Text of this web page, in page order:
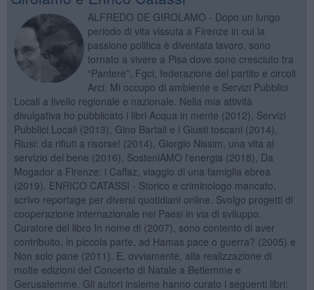
ALFREDO DE GIROLAMO - Dopo un lungo
periodo di vita vissuta a Firenze in cui la
passione politica è diventata lavoro, sono
tornato a vivere a Pisa dove sono cresciuto tra
“Pantere”, Fgci, federazione del partito e circoli
Arci. Mi occupo di ambiente e Servizi Pubblici
Locali a livello regionale e nazionale. Nella mia attività
divulgativa ho pubblicato i libri Acqua in mente (2012), Servizi
Pubblici Locali (2013), Gino Bartali e i Giusti toscani (2014),
Riusi: da rifiuti a risorse! (2014), Giorgio Nissim, una vita al
servizio del bene (2016), SosteniAMO l'energia (2018), Da
Mogador a Firenze: i Caffaz, viaggio di una famiglia ebrea
(2019). ENRICO CATASSI - Storico e criminologo mancato,
scrivo reportage per diversi quotidiani online. Svolgo progetti di
cooperazione internazionale nei Paesi in via di sviluppo.
Curatore del libro In nome di (2007), sono contento di aver
contribuito, in piccola parte, ad Hamas pace o guerra? (2005) e
Non solo pane (2011). E, ovviamente, alla realizzazione di
molte edizioni del Concerto di Natale a Betlemme e
Gerusalemme. Gli autori insieme hanno curato i seguenti libri: